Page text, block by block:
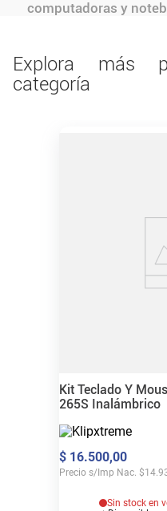
computadoras y
Explora más
categoría
Kit Teclado Y
265S Inalámbrico
$ 16.500,00
Precio s/Imp Nac. $
Sin stock en